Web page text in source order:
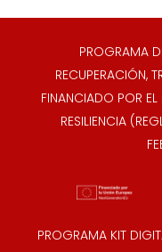
PROGRAMA
RECUPERACIÓN,
FINANCIADO POR
RESILIENCIA
PROGRAMA KIT